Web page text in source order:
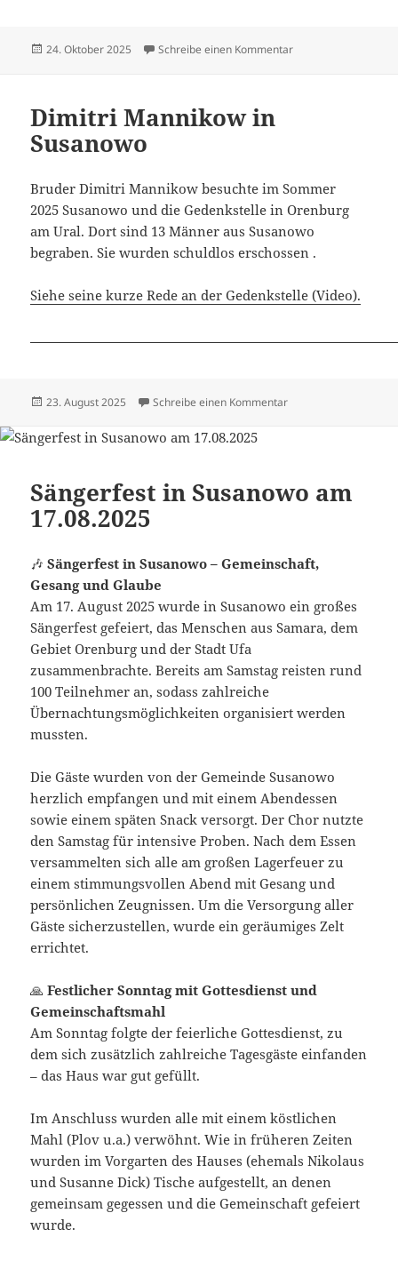
Veröffentlicht
24. Oktober 2025 Schreibe einen Kommentarzu Hildebrandt
Dimitri Mannikow in
Susanowo
Bruder Dimitri Mannikow besuchte im Sommer
2025 Susanowo und die Gedenkstelle in Orenburg
am Ural. Dort sind 13 Männer aus Susanowo
begraben. Sie wurden schuldlos erschossen .
Siehe seine kurze Rede an der Gedenkstelle (Video).
Veröffentlicht
23. August 2025 Schreibe einen Kommentarzu Dimitri Mannikow
Sängerfest in Susanowo am
17.08.2025
🎶Sängerfest in Susanowo – Gemeinschaft,
Gesang und Glaube
Am 17. August 2025 wurde in Susanowo ein großes
Sängerfest gefeiert, das Menschen aus Samara, dem
Gebiet Orenburg und der Stadt Ufa
zusammenbrachte. Bereits am Samstag reisten rund
100 Teilnehmer an, sodass zahlreiche
Übernachtungsmöglichkeiten organisiert werden
mussten.
Die Gäste wurden von der Gemeinde Susanowo
herzlich empfangen und mit einem Abendessen
sowie einem späten Snack versorgt. Der Chor nutzte
den Samstag für intensive Proben. Nach dem Essen
versammelten sich alle am großen Lagerfeuer zu
einem stimmungsvollen Abend mit Gesang und
persönlichen Zeugnissen. Um die Versorgung aller
Gäste sicherzustellen, wurde ein geräumiges Zelt
errichtet.
🙏Festlicher Sonntag mit Gottesdienst und
Gemeinschaftsmahl
Am Sonntag folgte der feierliche Gottesdienst, zu
dem sich zusätzlich zahlreiche Tagesgäste einfanden
– das Haus war gut gefüllt.
Im Anschluss wurden alle mit einem köstlichen
Mahl (Plov u.a.) verwöhnt. Wie in früheren Zeiten
wurden im Vorgarten des Hauses (ehemals Nikolaus
und Susanne Dick) Tische aufgestellt, an denen
gemeinsam gegessen und die Gemeinschaft gefeiert
wurde.